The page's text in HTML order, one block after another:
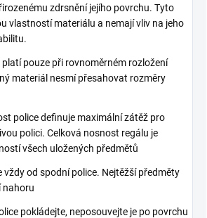
zdrsnění jejího povrchu. Tyto
vlastností materiálu a nemají vliv na jeho
pouze při rovnoměrném rozložení
materiál nesmí přesahovat rozměry
police definuje maximální zátěž pro
polici. Celková nosnost regálu je
všech uložených předmětů
vždy od spodní police. Nejtěžší předměty
nahoru
pokládejte, neposouvejte je po povrchu